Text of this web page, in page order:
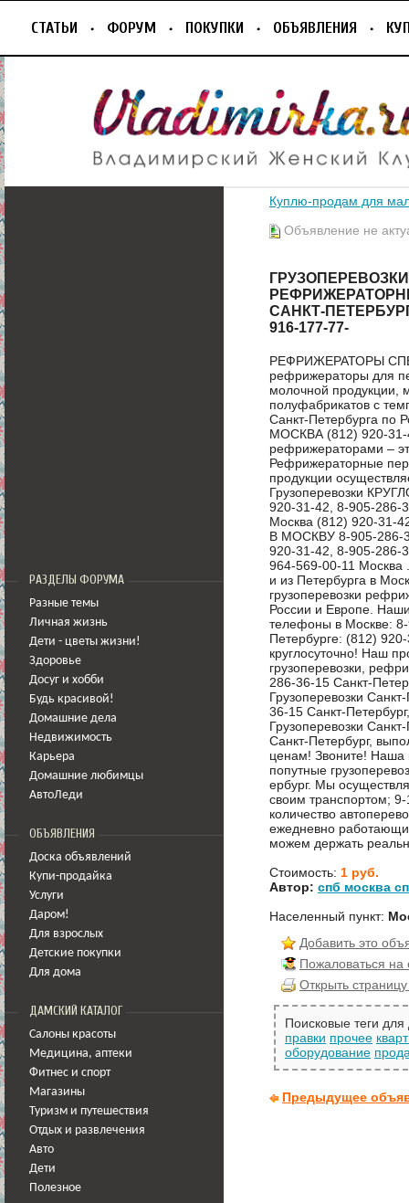
СТАТЬИ ФОРУМ ПОКУПКИ ОБЪЯВЛЕНИЯ
РАЗДЕЛЫ ФОРУМА
Разные темы
Личная жизнь
Дети - цветы жизни!
Здоровье
Досуг и хобби
Будь красивой!
Домашние дела
Недвижимость
Карьера
Домашние любимцы
АвтоЛеди
ОБЪЯВЛЕНИЯ
Доска объявлений
Купи-продайка
Услуги
Даром!
Для взрослых
Детские покупки
Для дома
ДАМСКИЙ КАТАЛОГ
Салоны красоты
Медицина, аптеки
Фитнес и спорт
Магазины
Туризм и путешествия
Отдых и развлечения
Авто
Дети
Полезное
Куплю-продам для
Объявление не
САНКТ-
916-177-77-
РЕФРИЖЕРАТОРЫ СПБ
рефрижераторы для
молочной продукции,
полуфабрикатов с
Санкт-Петербурга
МОСКВА (812) 920-31-
рефрижераторами –
Рефрижераторные
продукции
Грузоперевозки
920-31-42, 8-905-286-
Москва (812) 920-
В МОСКВУ 8-905-286-
920-31-42, 8-905-286-
964-569-00-11 Москва
и из Петербурга в
грузоперевозки
России и Европе.
телефоны в Москве:
Петербурге: (812)
круглосуточно! Наш
грузоперевозки,
286-36-15 Санкт-
Грузоперевозки
36-15 Санкт-
Грузоперевозки
Санкт-Петербург,
ценам! Звоните! Наша
попутные
ербург. Мы
своим транспортом;
количество
ежедневно
можем держать
Стоимость: 1 руб.
Автор: спб москва
Населенный пункт:
Добавить это
Пожаловаться
Открыть
Поисковые теги
правки прочее
оборудование
Предыдущее